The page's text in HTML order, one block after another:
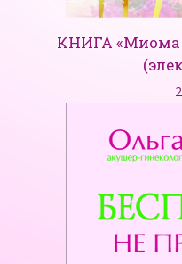
КНИГА «Миома